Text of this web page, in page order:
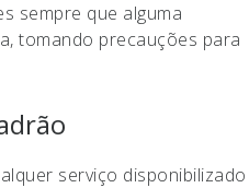
sempre que alguma
tomando precauções para
serviço disponibilizado